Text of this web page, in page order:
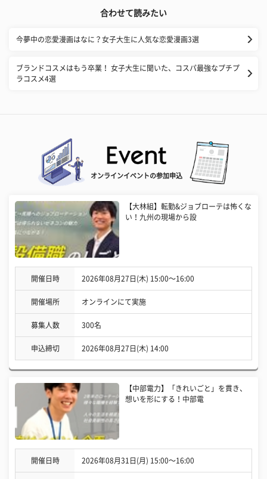
合わせて読みたい
今夢中の恋愛漫画はなに？女子大生に人気な恋愛漫画3選
​ブランドコスメはもう卒業！ 女子大生に聞いた、コスパ最強なプチプ
ラコスメ4選
オンラインイベントの参加申込
【大林組】転勤&ジョブローテは怖くな
い！九州の現場から設
開催日時 2026年08月27日(木) 15:00〜16:00
開催場所 オンラインにて実施
募集人数 300名
申込締切 2026年08月27日(木) 14:00
【中部電力】「きれいごと」を貫き、
想いを形にする！中部電
開催日時 2026年08月31日(月) 15:00〜16:00